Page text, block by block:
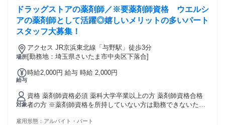
ドラッグストアの薬剤師／※要薬剤師資格 ウエルシ
アの薬剤師として活躍◎嬉しいメリットの多いパート
スタッフ大募集！
場所
アクセス JR京浜東北線「与野駅」徒歩3分
[勤務地：埼玉県さいたま市中央区下落合]
給与
時給2,000円 給与 時給 2,000円
対象
資格 薬剤師資格必須 薬科大学卒業以上の方 薬剤師資格合格
者の方 ※薬剤師資格を所持していない方は勤務できないため
雇用形態： アルバイト・パート